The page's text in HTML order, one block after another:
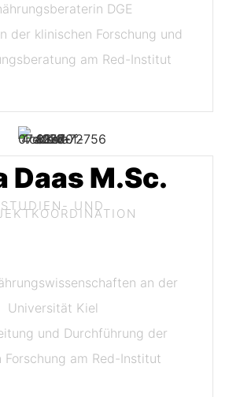
DGE
der klinischen Forschung und
am Red-Institut
Daas M.Sc.
STUDIEN- UND
an der
Universität Kiel
und Durchführung der
Forschung am Red-Institut